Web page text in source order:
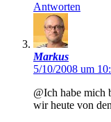
Antworten
Markus
5/10/2008 um
@Ich habe mich
wir heute von